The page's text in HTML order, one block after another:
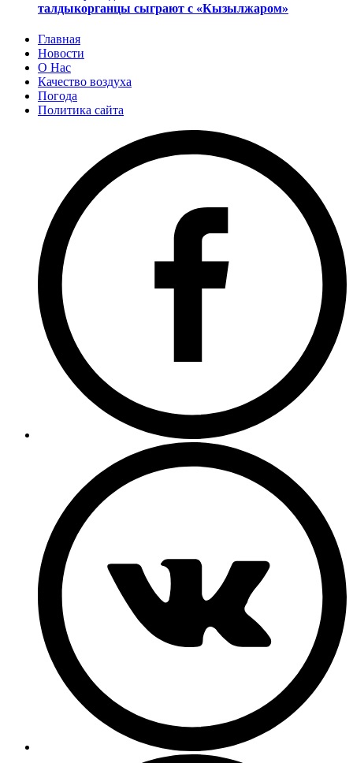
талдыкорганцы сыграют с «Кызылжаром»
Главная
Новости
О Нас
Качество воздуха
Погода
Политика сайта